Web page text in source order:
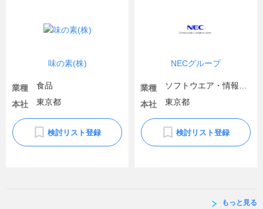
味の素(株)
業種
食品
本社
東京都
検討リスト登録
NECグループ
業種
本社
東京都
検討リスト登録
もっと見る